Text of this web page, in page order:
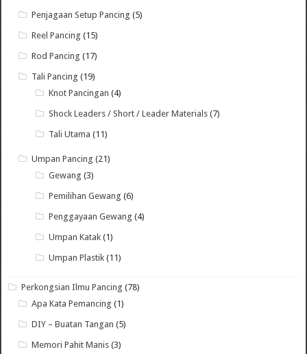
Penjagaan Setup Pancing (5)
Reel Pancing (15)
Rod Pancing (17)
Tali Pancing (19)
Knot Pancingan (4)
Shock Leaders / Short / Leader Materials (7)
Tali Utama (11)
Umpan Pancing (21)
Gewang (3)
Pemilihan Gewang (6)
Penggayaan Gewang (4)
Umpan Katak (1)
Umpan Plastik (11)
Perkongsian Ilmu Pancing (78)
Apa Kata Pemancing (1)
DIY – Buatan Tangan (5)
Memori Pahit Manis (3)